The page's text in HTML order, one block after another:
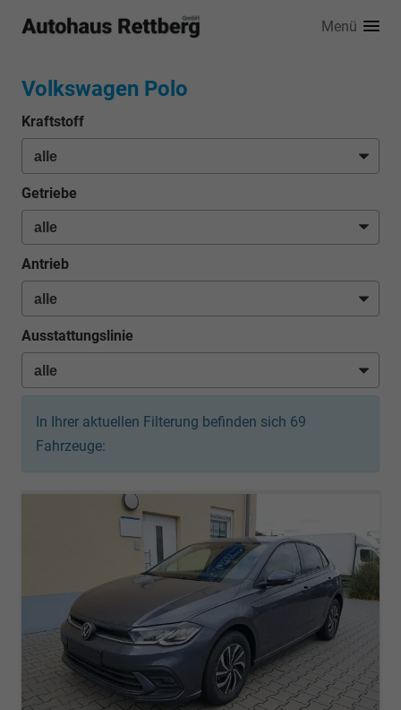
Menü
Volkswagen Polo
Kraftstoff
Getriebe
Antrieb
Ausstattungslinie
In Ihrer aktuellen Filterung befinden sich 69
Fahrzeuge: